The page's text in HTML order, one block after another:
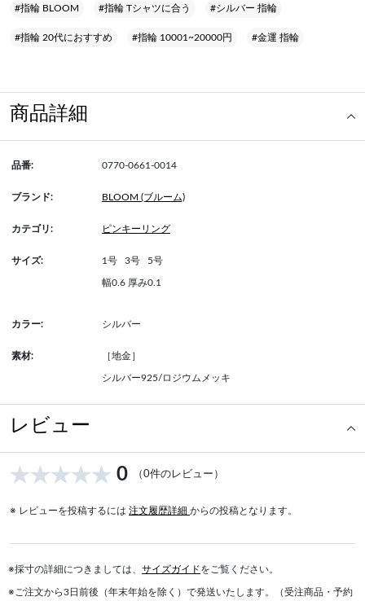
#指輪 BLOOM #指輪 Tシャツに合う #シルバー 指輪
#指輪 20代におすすめ #指輪 10001~20000円 #金運 指輪
商品詳細
品番: 0770-0661-0014
ブランド: BLOOM (ブルーム)
カテゴリ: ピンキーリング
サイズ: 1号 3号 5号
幅0.6 厚み0.1
カラー: シルバー
素材: ［地金］
シルバー925/ロジウムメッキ
レビュー
0 （0件のレビュー）
※ レビューを投稿するには 注文履歴詳細 からの投稿となります。
※採寸の詳細につきましては、 サイズガイドをご覧ください。
※ご注文から3日前後（年末年始を除く）で発送いたします。（受注商品・予約